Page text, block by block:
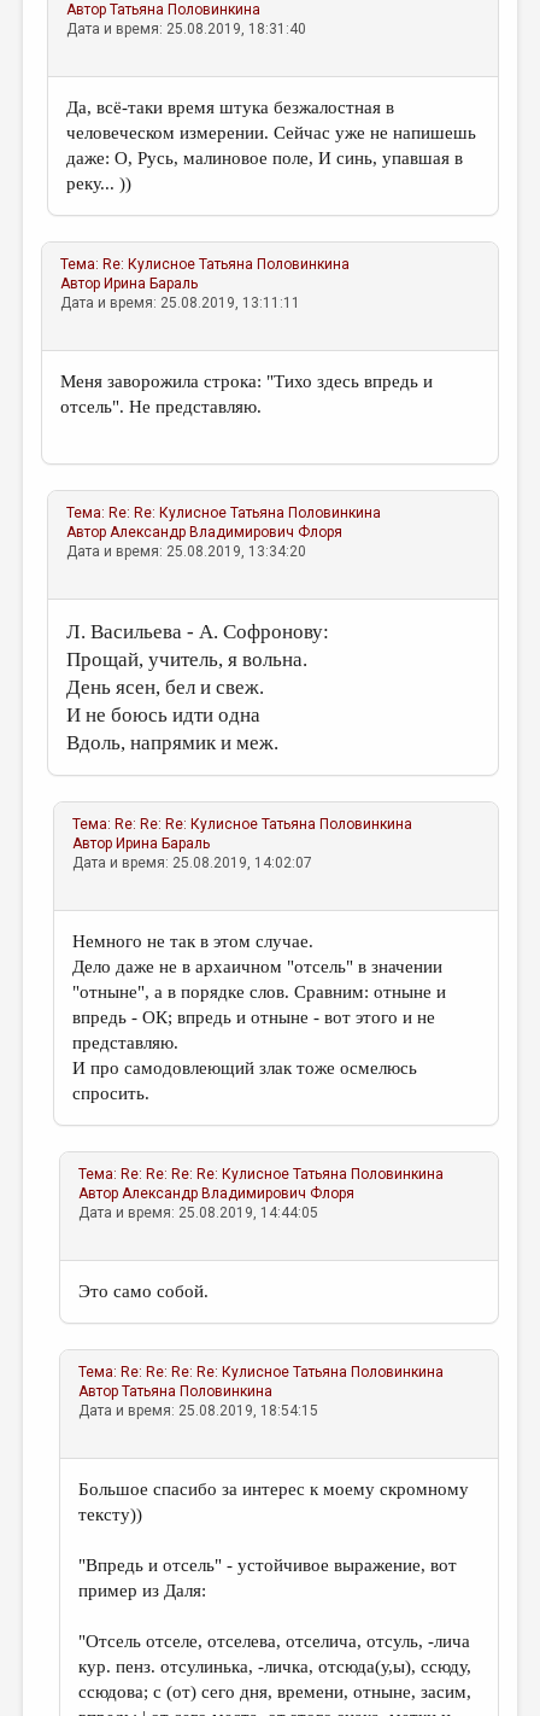
АвторТатьяна Половинкина
Дата и время: 25.08.2019, 18:31:40
Да, всё-таки время штука безжалостная в
человеческом измерении. Сейчасуже ненапишешь
даже: О, Русь, малиновое поле, И синь, упавшая в
реку... ))
Тема: Re: Кулисное Татьяна Половинкина
Автор Ирина Бараль
Дата и время: 25.08.2019, 13:11:11
Меня заворожила строка: "Тихо здесь впредь и
отсель". Не представляю.
Тема: Re: Re: Кулисное Татьяна Половинкина
АвторАлександр Владимирович Флоря
Дата и время: 25.08.2019, 13:34:20
Л. Васильева - А. Софронову:
Прощай, учитель, я вольна.
День ясен, бел и свеж.
И не боюсь идти одна
Вдоль, напрямик и меж.
Тема: Re: Re: Re: Кулисное Татьяна Половинкина
Автор Ирина Бараль
Дата и время: 25.08.2019, 14:02:07
Немного не так в этом случае.
Дело даже не в архаичном "отсель" в значении
"отныне", а в порядке слов. Сравним: отныне и
впредь - ОК; впредь и отныне - вот этого и не
представляю.
И про самодовлеющий злак тоже осмелюсь
спросить.
Тема: Re: Re: Re: Re: Кулисное Татьяна Половинкина
АвторАлександр Владимирович Флоря
Дата и время: 25.08.2019, 14:44:05
Это само собой.
Тема: Re: Re: Re: Re: Кулисное Татьяна Половинкина
АвторТатьяна Половинкина
Дата и время: 25.08.2019, 18:54:15
Большое спасибо за интерес к моему скромному
тексту))
"Впредь и отсель" - устойчивое выражение, вот
пример из Даля:
"Отсель отселе, отселева, отселича, отсуль, -лича
кур. пенз. отсулинька, -личка, отсюда(у,ы), ссюду,
ссюдова; с (от) сего дня, времени, отныне, засим,